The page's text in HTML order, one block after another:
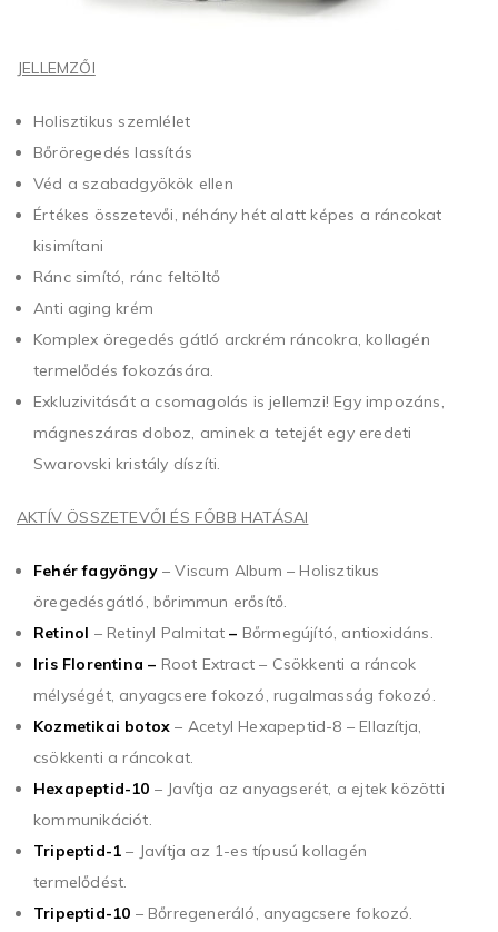
JELLEMZŐI
Holisztikus szemlélet
Bőröregedés lassítás
Véd a szabadgyökök ellen
Értékes összetevői, néhány hét alatt képes a ráncokat
kisimítani
Ránc simító, ránc feltöltő
Anti aging krém
Komplex öregedés gátló arckrém ráncokra, kollagén
termelődés fokozására.
Exkluzivitását a csomagolás is jellemzi! Egy impozáns,
mágneszáras doboz, aminek a tetejét egy eredeti
Swarovski kristály díszíti.
AKTÍV ÖSSZETEVŐI ÉS FŐBB HATÁSAI
Fehér fagyöngy– Viscum Album – Holisztikus
öregedésgátló, bőrimmun erősítő.
Retinol – Retinyl Palmitat – Bőrmegújító, antioxidáns.
Iris Florentina – Root Extract – Csökkenti a ráncok
mélységét, anyagcsere fokozó, rugalmasság fokozó.
Kozmetikai botox – Acetyl Hexapeptid-8 – Ellazítja,
csökkenti a ráncokat.
Hexapeptid-10 – Javítja az anyagserét, a ejtek közötti
kommunikációt.
Tripeptid-1 – Javítja az 1-es típusú kollagén
termelődést.
Tripeptid-10 – Bőrregeneráló, anyagcsere fokozó.